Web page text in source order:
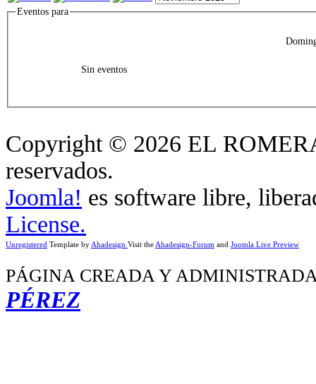
Eventos para
Sin eventos
Copyright © 2026 EL
reservados.
Joomla! es software libre,
License.
Unregistered Template by Ahadesign Visit the Ahadesign-Forum and Joomla Live Preview
PÁGINA CREADA Y
PÉREZ